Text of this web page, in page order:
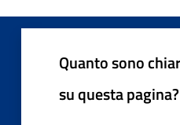
Quanto sono
su questa pagina?